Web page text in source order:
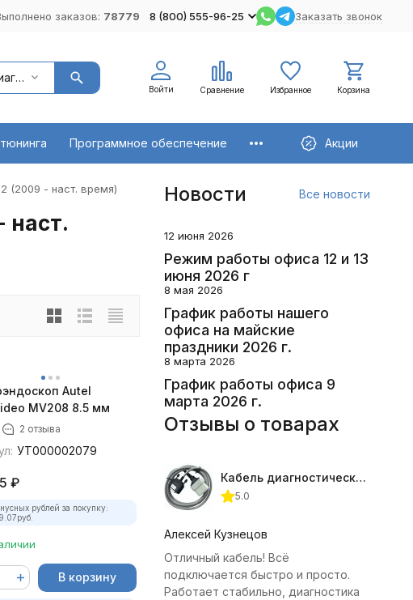
заказов: 78779 8 (800) 555-96-25 Заказать звонок
Подбор диагностического оборудования по марке и модели авто
Войти Сравнение Избранное Корзина
Программное обеспечение Акции
(2009 - наст. время)
наст.
Autel
MV208 8.5 мм
2 отзыва
УТ000002079
₽
рублей за покупку:
руб.
В корзину
Новости Все новости
12 июня 2026
Режим работы офиса 12 и 13
июня 2026 г
8 мая 2026
График работы нашего
офиса на майские
праздники 2026 г.
8 марта 2026
График работы офиса 9
марта 2026 г.
Отзывы о товарах
Кабель диагностический ГАЗ 24 для АВТОАС
5.0
Алексей Кузнецов
Отличный кабель! Всё
подключается быстро и просто.
Работает стабильно, диагностика